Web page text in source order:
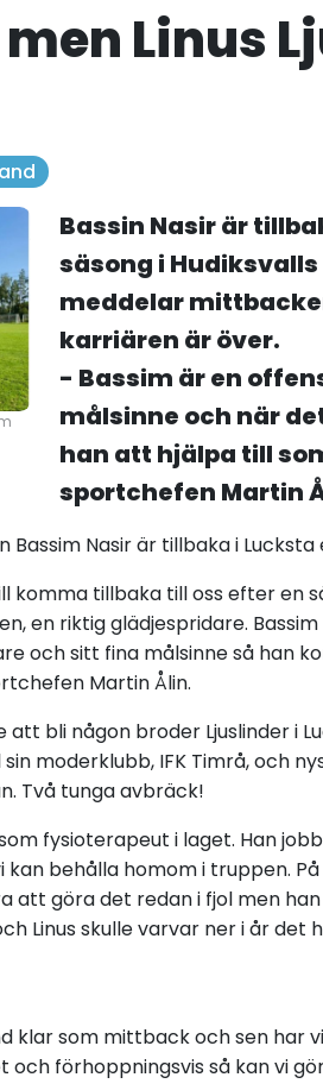
Linus
Bassin Nasir är
säsong i
meddelar
karriären är över.
- Bassim är en
målsinne och när
han att hjälpa till
sportchefen Martin
Nasir är tillbaka i Lucksta
tillbaka till oss efter en
en riktig glädjespridare.
och sitt fina målsinne så han
Martin Ålin.
bli någon broder Ljuslinder i
moderklubb, IFK Timrå, och
Två tunga avbräck!
fysioterapeut i laget. Han
behålla homom i truppen.
att göra det redan i fjol men
Linus skulle varvar ner i år
klar som mittback och sen har
förhoppningsvis så kan vi